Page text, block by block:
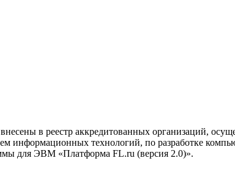
в реестр аккредитованных организаций,
информационных технологий, по разработке
для ЭВМ «Платформа FL.ru (версия 2.0)».